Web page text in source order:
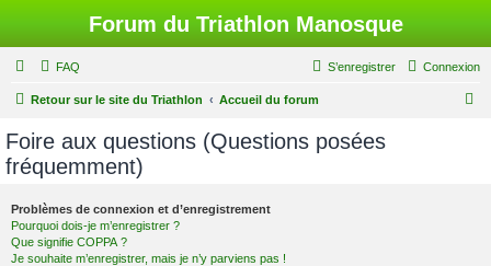
Forum du Triathlon Manosque
FAQ Connexion
S’enregistrer
Retour sur le site du Triathlon Accueil du forum
Foire aux questions (Questions posées
fréquemment)
Problèmes de connexion et d’enregistrement
Pourquoi dois-je m’enregistrer ?
Que signifie COPPA ?
Je souhaite m’enregistrer, mais je n’y parviens pas !